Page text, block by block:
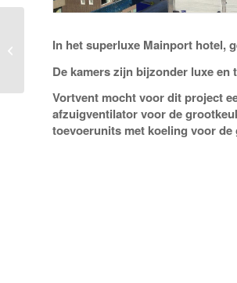
In het superluxe Mainport hotel,
De kamers zijn bijzonder luxe en
Vortvent mocht voor dit project
afzuigventilator voor de
toevoerunits met koeling voor
de kaasmarkt in
Alkmaar